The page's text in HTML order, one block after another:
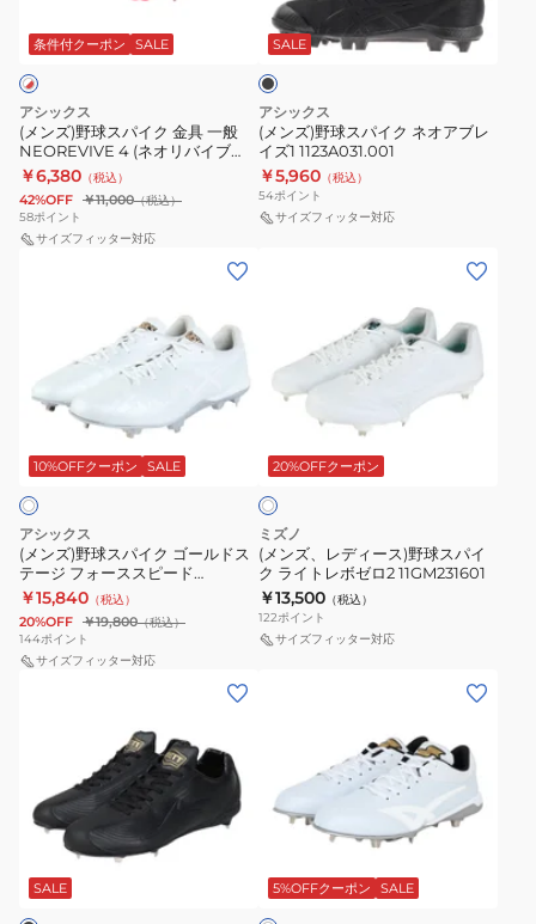
シ
ョ
ン
レ
ボ
バ
デ
ィ
1123A033.104
イ
ク
金
具
一
般
NEOREVIVE
4
4)1123A022.101
ホ
ワ
イ
ト
×
レ
ッ
ド
条件付クーポン SALE
アシックス
(メンズ)野球スパイク 金具 一般
NEOREVIVE 4 (ネオリバイブ
4)1123A022.101 ホワイト×レッド
(白赤)
￥6,380 （税込）
42%OFF ￥11,000（税込）
58ポイント
サイズフィッター対応
パ
イ
ク
ネ
オ
ア
ブ
レ
1123A031.001
SALE
ブ
ラ
ッ
アシックス
(メンズ)野球スパイク ネオアブレ
イズ1 1123A031.001
￥5,960 （税込）
54ポイント
サイズフィッター対応
ス
イ
ク
ゴ
ー
ル
ド
ス
テ
ー
ピ
10%OFFクーポン SALE
アシックス
(メンズ)野球スパイク ゴールドス
テージ フォーススピード
GOLDSTAGE I-PRO
FORCESPEED WIDE
1121A074.110
￥15,840 （税込）
20%OFF ￥19,800（税込）
144ポイント
サイズフィッター対応
デ
ス)
野
球
ス
パ
イ
ク
ゼ
11GM231601
20%OFFクーポン
ホ
ワ
イ
ミズノ
(メンズ、レディース)野球スパイ
ク ライトレボゼロ2 11GM231601
￥13,500 （税込）
122ポイント
サイズフィッター対応
ス
イ
ク
SALE
イ
ク
5%OFFクーポン SALE
ホ